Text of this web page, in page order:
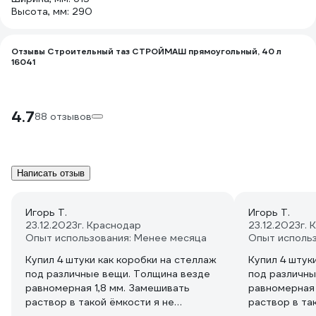
Высота, мм: 290
Отзывы Строительный таз СТРОЙМАШ прямоугольный, 40 л
16041
4.788 отзывов
Написать отзыв
Игорь Т.
23.12.2023г. Краснодар
Опыт использования: Менее месяца
Купил 4 штуки как коробки на стеллаж
под различные вещи. Толщина везде
равномерная 1,8 мм. Замешивать
раствор в такой ёмкости я не
Игорь Т.
23.12.2023г.
Опыт
Купил 4
под
раствор в